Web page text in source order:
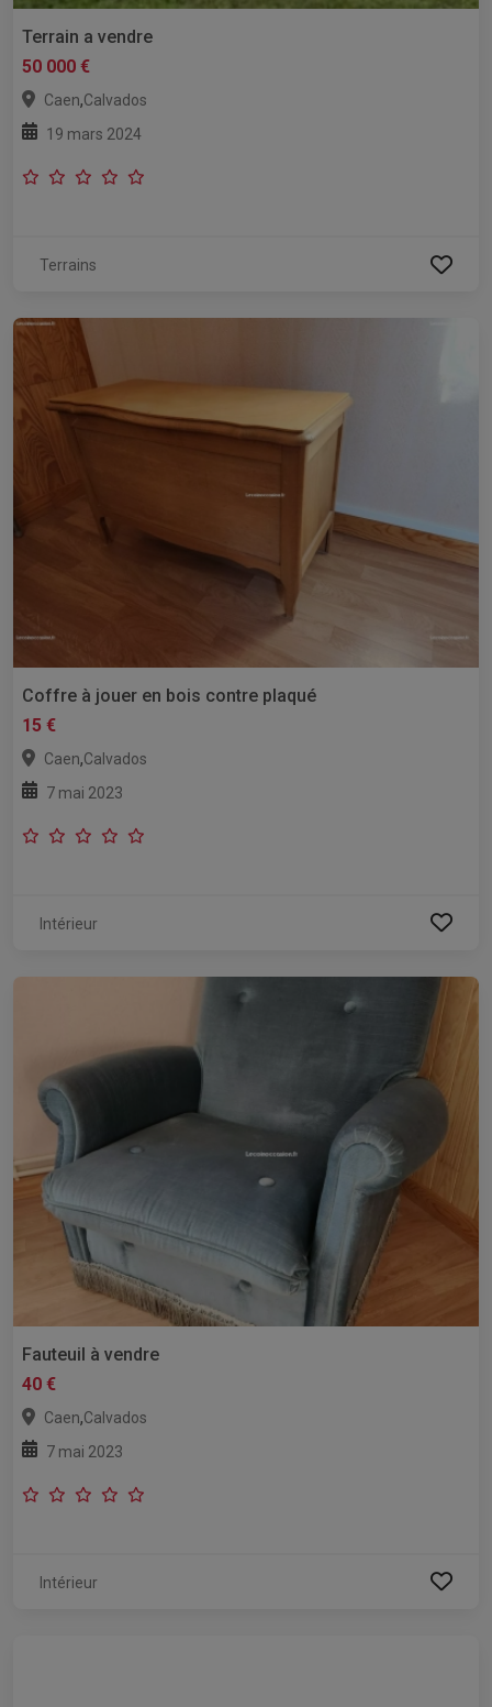
Terrain a vendre
50 000 €
Caen,Calvados
19 mars 2024
Terrains
Coffre à jouer en bois contre plaqué
15 €
Caen,Calvados
7 mai 2023
Intérieur
Fauteuil à vendre
40 €
Caen,Calvados
7 mai 2023
Intérieur